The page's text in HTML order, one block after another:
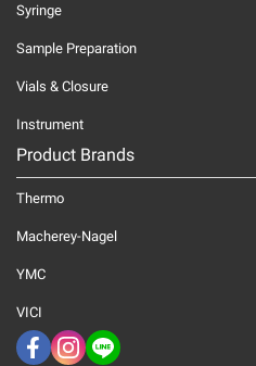
Syringe
Sample Preparation
Vials & Closure
Instrument
Product Brands
Thermo
Macherey-Nagel
YMC
VICI